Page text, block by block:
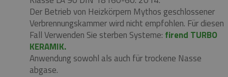
Der Betrieb von Heizkörpern Mythos geschlossener
Verbrennungskammer wird nicht empfohlen. Für diesen
Fall Verwenden Sie sterben Systeme: firend TURBO
KERAMIK.
Anwendung sowohl als auch für trockene Nasse
abgase.